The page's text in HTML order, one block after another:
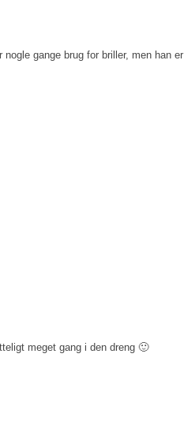
gange brug for briller, men han er
meget gang i den dreng 🙂